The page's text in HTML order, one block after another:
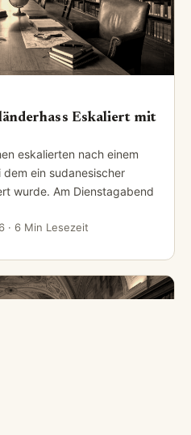
Eskaliert mit
eskalierten nach einem
ein sudanesischer
wurde. Am Dienstagabend
· 6 Min Lesezeit